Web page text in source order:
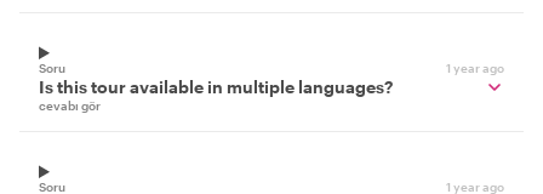
Soru 1 year ago
Is this tour available in multiple languages?
cevabı gör
Soru 1 year ago